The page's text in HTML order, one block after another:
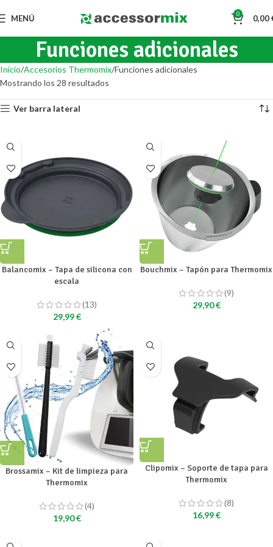
MENÚ 0 0,00
Funciones adicionales
Inicio Accesorios Thermomix Funciones adicionales
Mostrando los 28 resultados
Ver barra lateral
Balancomix – Tapa de silicona con
escala
(13)
29,99€
Bouchmix – Tapón para Thermomix
(9)
29,90€
Brossamix – Kit de limpieza para
Thermomix
(4)
19,90€
Clipomix – Soporte de tapa para
Thermomix
(8)
16,99€